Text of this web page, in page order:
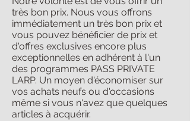
très bon prix. Nous vous offrons
immédiatement un très bon prix et
vous pouvez bénéficier de prix et
d'offres exclusives encore plus
exceptionnelles en adhérent à l'un
des programmes PASS PRIVATE
LARP. Un moyen d'économiser sur
vos achats neufs ou d'occasions
même si vous n'avez que quelques
articles à acquérir.